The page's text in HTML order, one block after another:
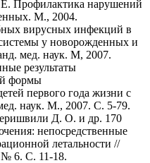
Профилактика нарушений
М., 2004.
вирусных инфекций в
у новорожденных и
мед. наук. М, 2007.
результаты
формы
первого года жизни с
наук. М., 2007. С. 5-79.
Д. О. и др. 170
непосредственные
летальности //
№ 6. С. 11-18.